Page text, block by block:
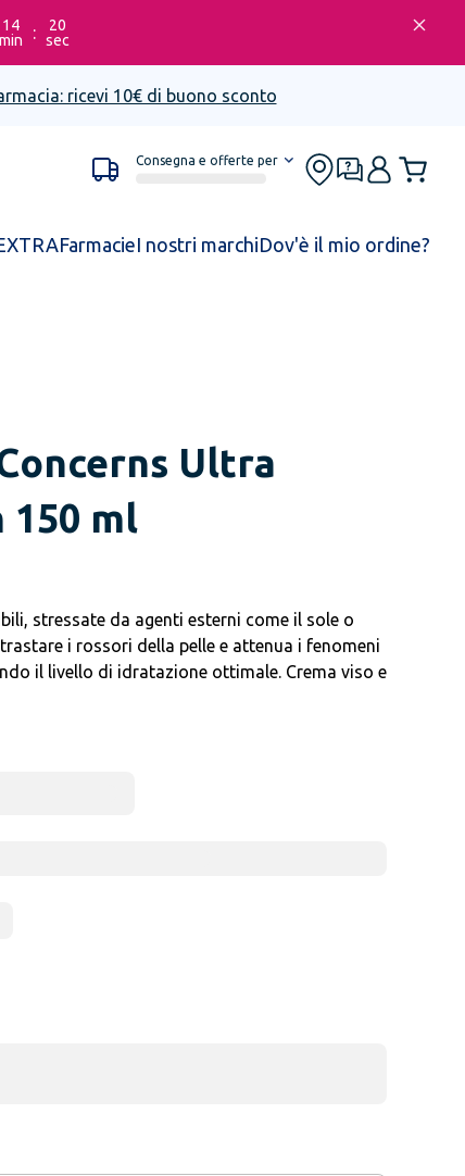
14
min
:
20
sec
ricevi 10€ di buono sconto
Consegna e offerte per
FarmacieI nostri marchiDov'è il mio ordine?
Ultra
150 ml
stressate da agenti esterni come il sole o
i rossori della pelle e attenua i fenomeni
il livello di idratazione ottimale. Crema viso e